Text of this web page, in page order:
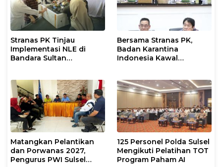
Stranas PK Tinjau
Implementasi NLE di
Bandara Sultan
Bersama Stranas PK,
Badan Karantina
Indonesia Kawal
Matangkan Pelantikan
dan Porwanas 2027,
Pengurus PWI Sulsel
125 Personel Polda Sulsel
Mengikuti Pelatihan TOT
Program Paham AI